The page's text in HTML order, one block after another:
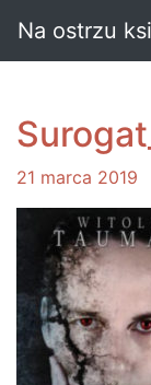
Na ostrzu
21 marca 2019